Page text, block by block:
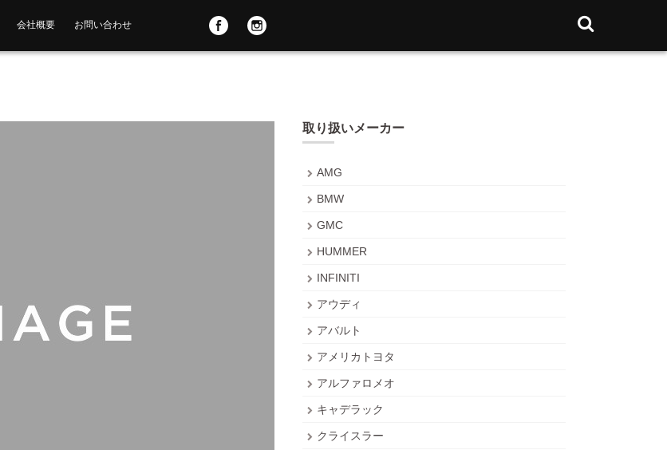
会社概要 お問い合わせ
取り扱いメーカー
AMG
BMW
GMC
HUMMER
INFINITI
アウディ
アバルト
アメリカトヨタ
アルファロメオ
キャデラック
クライスラー